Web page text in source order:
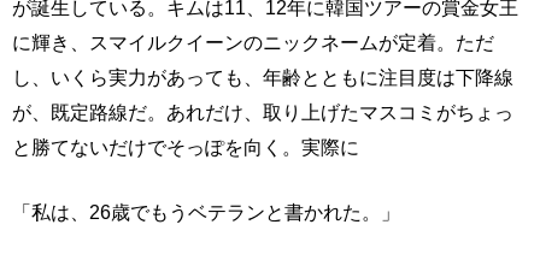
が誕生している。キムは11、12年に韓国ツアーの賞金女王
に輝き、スマイルクイーンのニックネームが定着。ただ
し、いくら実力があっても、年齢とともに注目度は下降線
が、既定路線だ。あれだけ、取り上げたマスコミがちょっ
と勝てないだけでそっぽを向く。実際に
「私は、26歳でもうベテランと書かれた。」